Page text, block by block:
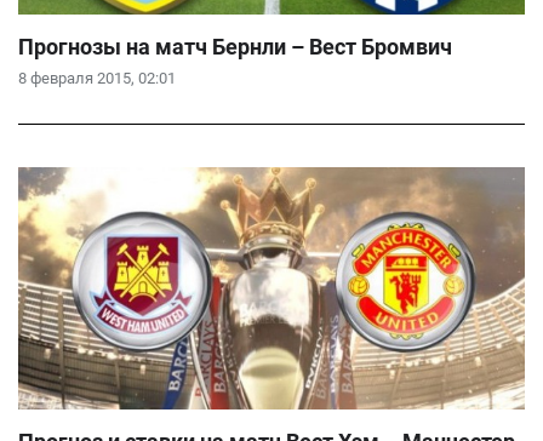
8 февраля 2015, 02:01
Прогнозы на матч Бернли – Вест Бромвич